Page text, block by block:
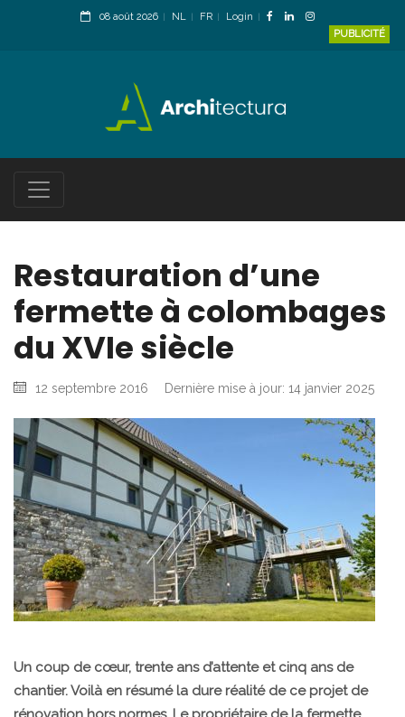
08 août 2026 NL FR
Login
PUBLICITÉ
Restauration d’une
fermette à colombages
du XVIe siècle
12 septembre 2016 Dernière mise à jour: 14 janvier 2025
Un coup de cœur, trente ans d’attente et cinq ans de
chantier. Voilà en résumé la dure réalité de ce projet de